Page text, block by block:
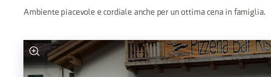
Ambiente piacevole e cordiale anche per un ottima cena in famiglia.